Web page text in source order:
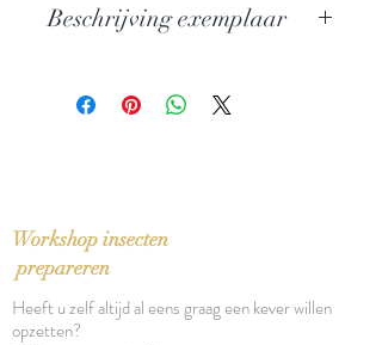
Uitgever: Boktor Books
Verschijningsdatum: 2023
Beschrijving exemplaar
Workshop insecten
prepareren
Heeft u zelf altijd al eens graag een kever willen
opzetten?